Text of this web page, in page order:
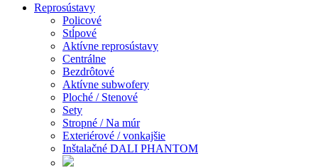
Reprosústavy
Policové
Stĺpové
Aktívne reprosústavy
Centrálne
Bezdrôtové
Aktívne subwofery
Ploché / Stenové
Sety
Stropné / Na múr
Exteriérové / vonkajšie
Inštalačné DALI PHANTOM